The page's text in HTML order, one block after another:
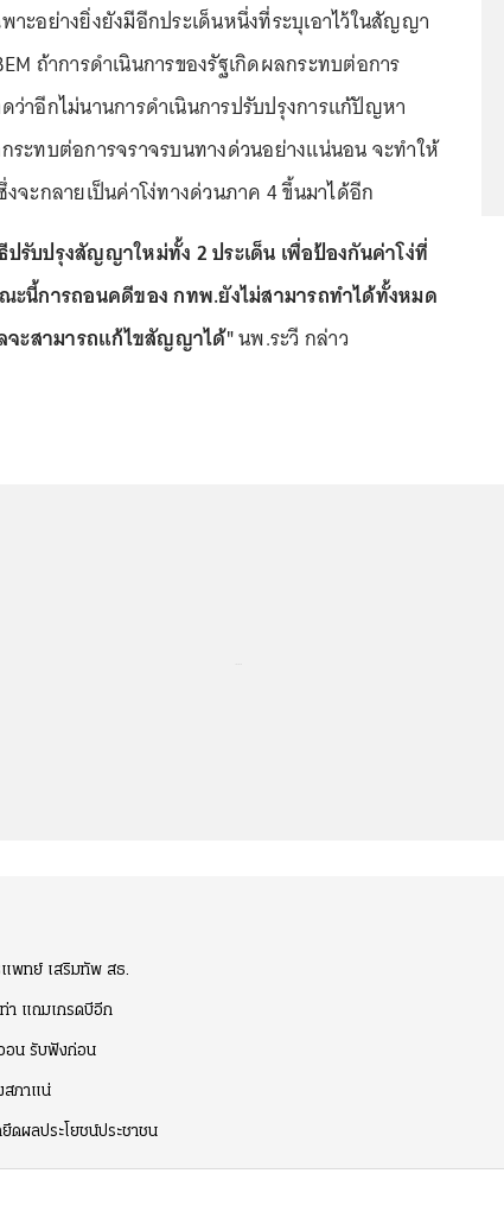
าะอย่างยิ่งยังมีอีกประเด็นหนึ่งที่ระบุเอาไว้ในสัญญา
ถ้าการดำเนินการของรัฐเกิดผลกระทบต่อการ
ว่าอีกไม่นานการดำเนินการปรับปรุงการแก้ปัญหา
ะทบต่อการจราจรบนทางด่วนอย่างแน่นอน จะทำให้
จะกลายเป็นค่าโง่ทางด่วนภาค 4 ขึ้นมาได้อีก
รับปรุงสัญญาใหม่ทั้ง 2 ประเด็น เพื่อป้องกันค่าโง่ที่
ะนี้การถอนคดีของ กทพ.ยังไม่สามารถทำได้ทั้งหมด
ะสามารถแก้ไขสัญญาได้"นพ.ระวี กล่าว
แพทย์ เสริมทัพ สธ.
า แถมเกรดบีอีก
อน รับฟังก่อน
สภาแน่
ดผลประโยชน์ประชาชน